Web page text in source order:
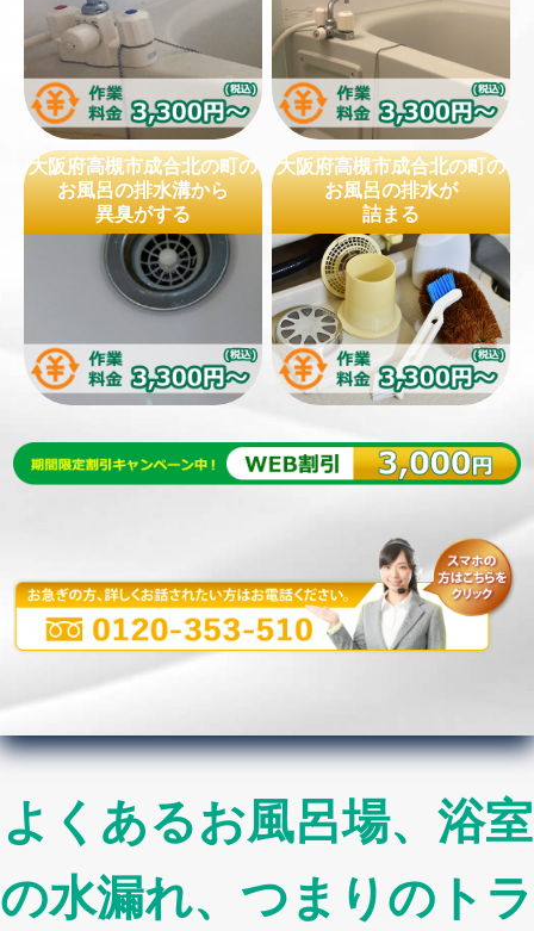
大阪府高槻市成合北の町の
お風呂の排水溝から
異臭がする
大阪府高槻市成合北の町の
お風呂の排水が
詰まる
よくあるお風呂場、浴室
の水漏れ、つまりのトラ